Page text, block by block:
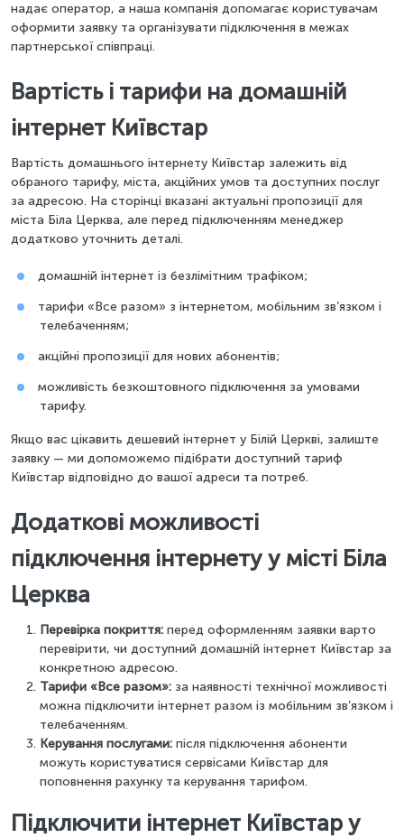
надає оператор, а наша компанія допомагає користувачам
оформити заявку та організувати підключення в межах
партнерської співпраці.
Вартість і тарифи на домашній
інтернет Київстар
Вартість домашнього інтернету Київстар залежить від
обраного тарифу, міста, акційних умов та доступних послуг
за адресою. На сторінці вказані актуальні пропозиції для
міста Біла Церква, але перед підключенням менеджер
додатково уточнить деталі.
домашній інтернет із безлімітним трафіком;
тарифи «Все разом» з інтернетом, мобільним зв’язком і
телебаченням;
акційні пропозиції для нових абонентів;
можливість безкоштовного підключення за умовами
тарифу.
Якщо вас цікавить дешевий інтернет у Білій Церкві, залиште
заявку — ми допоможемо підібрати доступний тариф
Київстар відповідно до вашої адреси та потреб.
Додаткові можливості
підключення інтернету у місті Біла
Церква
Перевірка покриття: перед оформленням заявки варто
перевірити, чи доступний домашній інтернет Київстар за
конкретною адресою.
Тарифи «Все разом»: за наявності технічної можливості
можна підключити інтернет разом із мобільним зв’язком і
телебаченням.
Керування послугами: після підключення абоненти
можуть користуватися сервісами Київстар для
поповнення рахунку та керування тарифом.
Підключити інтернет Київстар у